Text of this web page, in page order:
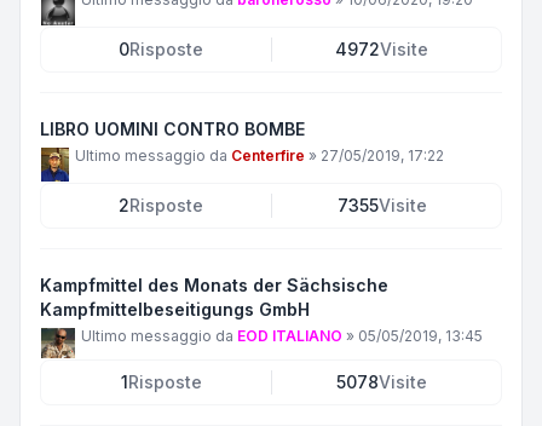
0Risposte 4972Visite
LIBRO UOMINI CONTRO BOMBE
Ultimo messaggio da Centerfire » 27/05/2019, 17:22
2Risposte 7355Visite
Kampfmittel des Monats der Sächsische
Kampfmittelbeseitigungs GmbH
Ultimo messaggio da EOD ITALIANO » 05/05/2019, 13:45
1Risposte 5078Visite